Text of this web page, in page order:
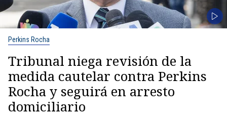
Perkins Rocha
Tribunal niega revisión de la
medida cautelar contra Perkins
Rocha y seguirá en arresto
domiciliario